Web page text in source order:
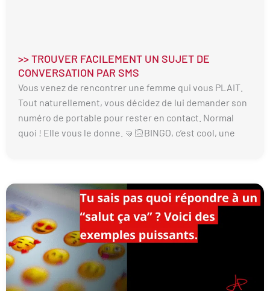
>> TROUVER FACILEMENT UN SUJET DE
CONVERSATION PAR SMS
Vous venez de rencontrer une femme qui vous PLAIT.
Tout naturellement, vous décidez de lui demander son
numéro de portable pour rester en contact. Normal
quoi ! Elle vous le donne. 🤜🏻BINGO, c’est cool, une